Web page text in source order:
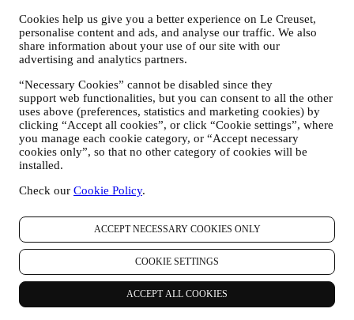
Cookies help us give you a better experience on Le Creuset,
personalise content and ads, and analyse our traffic. We also
share information about your use of our site with our
advertising and analytics partners.
“Necessary Cookies” cannot be disabled since they
support web functionalities, but you can consent to all the other
uses above (preferences, statistics and marketing cookies) by
clicking “Accept all cookies”, or click “Cookie settings”, where
you manage each cookie category, or “Accept necessary
cookies only”, so that no other category of cookies will be
installed.
Check our Cookie Policy.
ACCEPT NECESSARY COOKIES ONLY
COOKIE SETTINGS
ACCEPT ALL COOKIES
e-mail sturen met de vraag om uw producten te beoordelen.
Wij zijn geïnteresseerd in productbeoordelingen van onze
klanten (als zij dergelijke informatie willen verstrekken) om
onze producten en diensten voortdurend te verbeteren. Aan
om uw productbeoordeling te schrijven. De beoordeling is
niet verplicht, en u bent vrij om deze al dan niet in te dienen.
WHATSAPP FOR BUSINESS
Sommige van onze fysieke winkels gebruiken WhatsApp for
Business met klanten die daarom vragen, alleen om
ondersteuning te bieden en informatie over onze producten te
producten. Er worden geen creditcardgegevens of andere
weten komen over de voorwaarden en garanties van
WhatsApp voor de internationale overdracht van uw
gegevens op https://www.whatsapp.com/legal/privacy-policy-
eea. U kunt uw rechten inzake gegevensbescherming
uitoefenen, waaronder het herroepen/uitschrijven en het
wissen van de gegevens, door contact op te nemen met uw